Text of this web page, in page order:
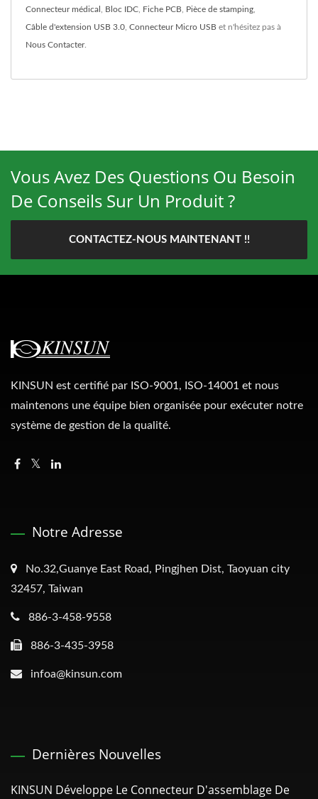
Connecteur médical Bloc IDC Fiche PCB Pièce de stamping
Câble d'extension USB 3.0 Connecteur Micro USB et n'hésitez pas à
Nous Contacter.
Vous Avez Des Questions Ou Besoin
De Conseils Sur Un Produit ?
CONTACTEZ-NOUS MAINTENANT !!
KINSUN est certifié par ISO-9001, ISO-14001 et nous
maintenons une équipe bien organisée pour exécuter notre
système de gestion de la qualité.
Notre Adresse
No.32,Guanye East Road, Pingjhen Dist, Taoyuan city
32457, Taiwan
886-3-458-9558
886-3-435-3958
infoa@kinsun.com
Dernières Nouvelles
KINSUN Développe Le Connecteur D'assemblage De